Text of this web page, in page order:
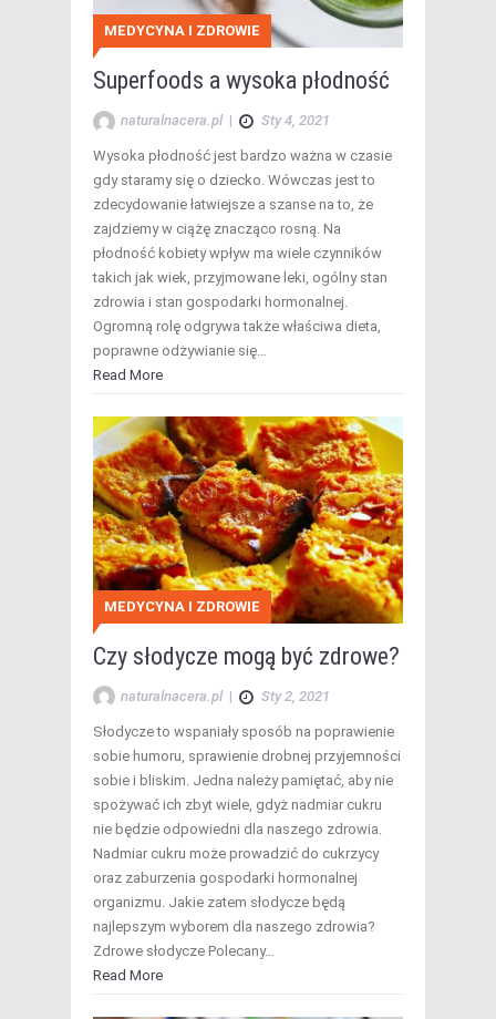
MEDYCYNA I ZDROWIE
Superfoods a wysoka płodność
naturalnacera.pl | Sty 4, 2021
Wysoka płodność jest bardzo ważna w czasie
gdy staramy się o dziecko. Wówczas jest to
zdecydowanie łatwiejsze a szanse na to, że
zajdziemy w ciążę znacząco rosną. Na
płodność kobiety wpływ ma wiele czynników
takich jak wiek, przyjmowane leki, ogólny stan
zdrowia i stan gospodarki hormonalnej.
Ogromną rolę odgrywa także właściwa dieta,
poprawne odżywianie się…
Read More
MEDYCYNA I ZDROWIE
Czy słodycze mogą być zdrowe?
naturalnacera.pl | Sty 2, 2021
Słodycze to wspaniały sposób na poprawienie
sobie humoru, sprawienie drobnej przyjemności
sobie i bliskim. Jedna należy pamiętać, aby nie
spożywać ich zbyt wiele, gdyż nadmiar cukru
nie będzie odpowiedni dla naszego zdrowia.
Nadmiar cukru może prowadzić do cukrzycy
oraz zaburzenia gospodarki hormonalnej
organizmu. Jakie zatem słodycze będą
najlepszym wyborem dla naszego zdrowia?
Zdrowe słodycze Polecany…
Read More